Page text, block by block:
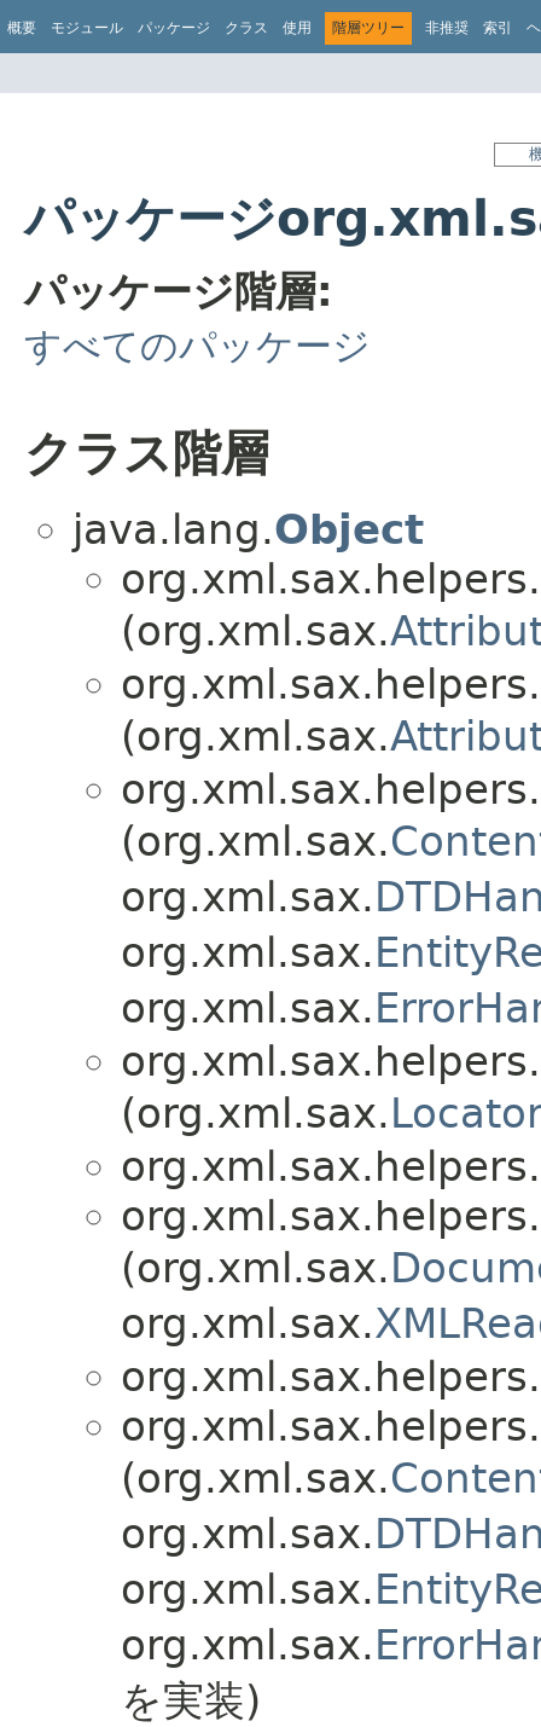
概要 モジュール パッケージ クラス 使用 階層ツリー 非推奨 索引
パッケージ
パッケージ階層:
すべてのパッケージ
クラス階層
java.lang.Object
org.xml.sax.helpers.
(org.xml.sax.
org.xml.sax.helpers.
(org.xml.sax.
org.xml.sax.helpers.
(org.xml.sax.
org.xml.sax.
org.xml.sax.
org.xml.sax.
org.xml.sax.helpers.
(org.xml.sax.
org.xml.sax.helpers.
org.xml.sax.helpers.
(org.xml.sax.
org.xml.sax.
org.xml.sax.helpers.
org.xml.sax.helpers.
(org.xml.sax.
org.xml.sax.
org.xml.sax.
org.xml.sax.
を実装)